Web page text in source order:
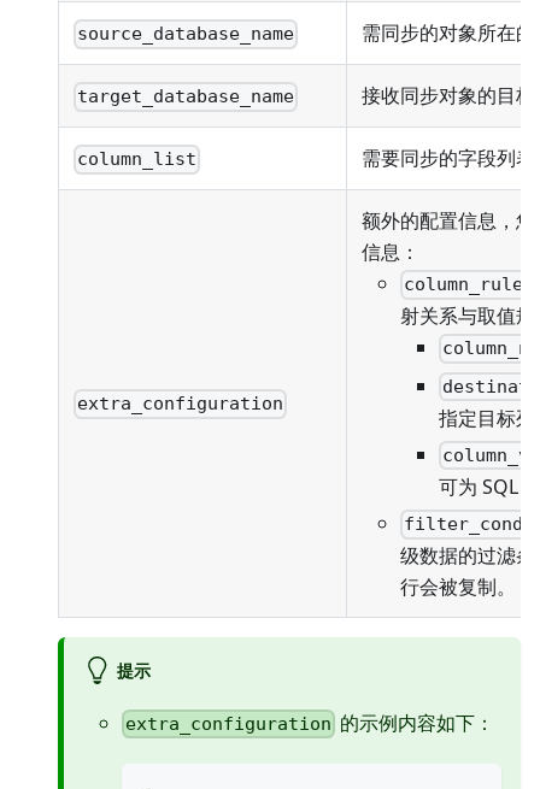
source_database_name 需同步的对象所在
target_database_name 接收同步对象的目
column_list 需要同步的字段列表
extra_configuration
额外的配置信息，
信息：
column_rules
射关系与取值
指定目标
可为 SQL
级数据的过滤
行会被复制。
提示
extra_configuration 的示例内容如下：